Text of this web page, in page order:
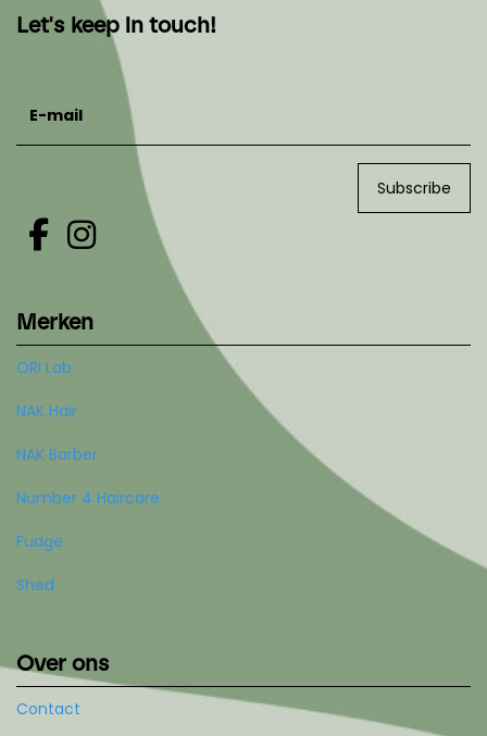
Let's keep in touch!
Subscribe
Merken
ORI Lab
NAK Hair
NAK Barber
Number 4 Haircare
Fudge
Shed
Over ons
Contact